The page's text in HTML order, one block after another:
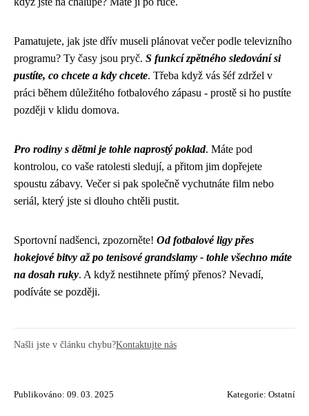
Pamatujete, jak jste dřív museli plánovat večer podle televizního
programu? Ty časy jsou pryč. S funkcí zpětného sledování si
pustíte, co chcete a kdy chcete. Třeba když vás šéf zdržel v
práci během důležitého fotbalového zápasu - prostě si ho pustíte
později v klidu domova.
Pro rodiny s dětmi je tohle naprostý poklad. Máte pod
kontrolou, co vaše ratolesti sledují, a přitom jim dopřejete
spoustu zábavy. Večer si pak společně vychutnáte film nebo
seriál, který jste si dlouho chtěli pustit.
Sportovní nadšenci, zpozorněte! Od fotbalové ligy přes
hokejové bitvy až po tenisové grandslamy - tohle všechno máte
na dosah ruky. A když nestihnete přímý přenos? Nevadí,
podíváte se později.
Našli jste v článku chybu?Kontaktujte nás
Publikováno: 09. 03. 2025 Kategorie: Ostatní